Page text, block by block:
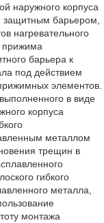
наружного корпуса
барьером,
нагревательного
прижима
барьера к
под действием
элементов.
в виде
корпуса
металлом
трещин в
гибкого
металла,
монтажа